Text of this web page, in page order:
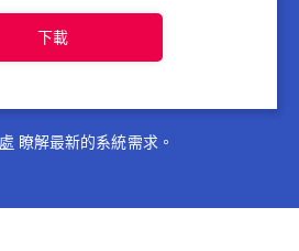
下載
瞭解最新的系統需求。